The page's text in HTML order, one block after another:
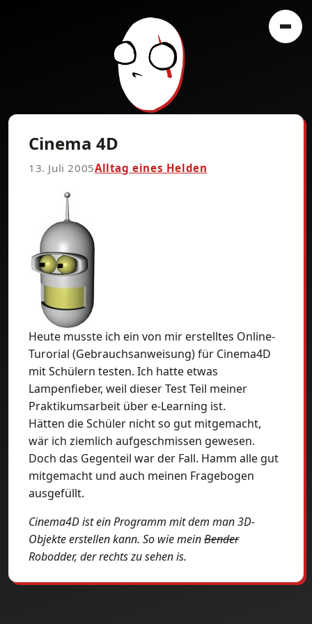
Cinema 4D
13. Juli 2005Alltag eines Helden
Heute musste ich ein von mir erstelltes Online-
Turorial (Gebrauchsanweisung) für Cinema4D
mit Schülern testen. Ich hatte etwas
Lampenfieber, weil dieser Test Teil meiner
Praktikumsarbeit über e-Learning ist.
Hätten die Schüler nicht so gut mitgemacht,
wär ich ziemlich aufgeschmissen gewesen.
Doch das Gegenteil war der Fall. Hamm alle gut
mitgemacht und auch meinen Fragebogen
ausgefüllt.
Cinema4D ist ein Programm mit dem man 3D-
Objekte erstellen kann. So wie meinBender
Robodder, der rechts zu sehen is.